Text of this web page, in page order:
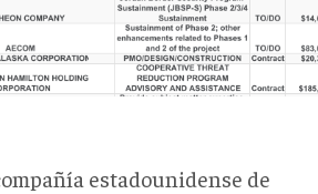
estadounidense de